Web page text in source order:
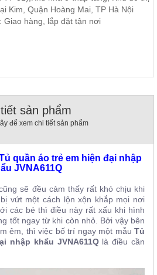
Kim, Quận Hoàng Mai, TP Hà Nội
Giao hàng, lắp đặt tận nơi
sản phẩm
để xem chi tiết sản phẩm
quần áo trẻ em hiện đại nhập
JVNA611Q
sẽ đều cảm thấy rất khó chịu khi
vứt một cách lộn xộn khắp mọi nơi
các bé thì điều này rất xấu khi hình
tốt ngay từ khi còn nhỏ. Bởi vậy bên
êm, thì việc bố trí ngay một mẫu Tủ
nhập khẩu JVNA611Qlà điều cần